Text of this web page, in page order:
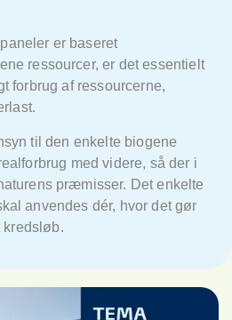
er baseret
ressourcer, er det essentielt
forbrug af ressourcerne,
til den enkelte biogene
med videre, så der i
præmisser. Det enkelte
anvendes dér, hvor det gør